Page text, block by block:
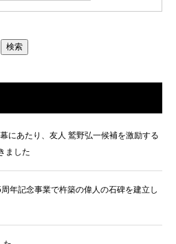
検索
にあたり、友人 鷲野弘一候補を激励する
ました
年記念事業で杵築の偉人の石碑を建立し